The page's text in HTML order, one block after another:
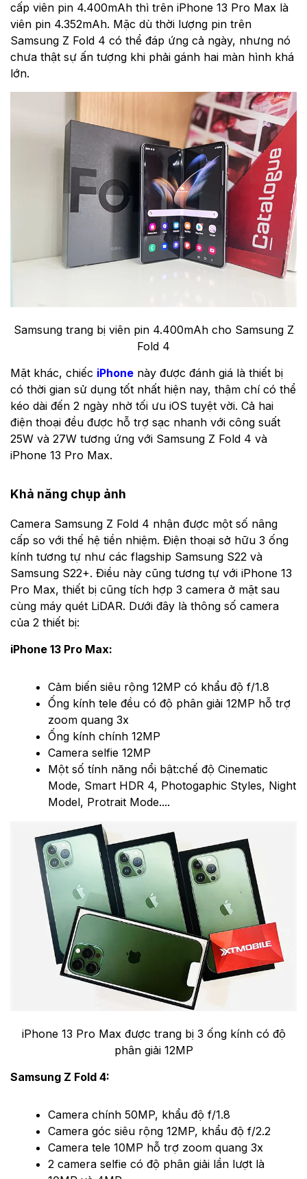
cấp viên pin 4.400mAh thì trên iPhone 13 Pro Max là
viên pin 4.352mAh. Mặc dù thời lượng pin trên
Samsung Z Fold 4 có thể đáp ứng cả ngày, nhưng nó
chưa thật sự ấn tượng khi phải gánh hai màn hình khá
lớn.
Samsung trang bị viên pin 4.400mAh cho Samsung Z
Fold 4
Mặt khác, chiếc iPhone này được đánh giá là thiết bị
có thời gian sử dụng tốt nhất hiện nay, thậm chí có thể
kéo dài đến 2 ngày nhờ tối ưu iOS tuyệt vời. Cả hai
điện thoại đều được hỗ trợ sạc nhanh với công suất
25W và 27W tương ứng với Samsung Z Fold 4 và
iPhone 13 Pro Max.
Khả năng chụp ảnh
Camera Samsung Z Fold 4 nhận được một số nâng
cấp so với thế hệ tiền nhiệm. Điện thoại sở hữu 3 ống
kính tương tự như các flagship Samsung S22 và
Samsung S22+. Điều này cũng tương tự với iPhone 13
Pro Max, thiết bị cũng tích hợp 3 camera ở mặt sau
cùng máy quét LiDAR. Dưới đây là thông số camera
của 2 thiết bị:
iPhone 13 Pro Max:
Cảm biến siêu rộng 12MP có khẩu độ f/1.8
Ống kính tele đều có độ phân giải 12MP hỗ trợ
zoom quang 3x
Ống kính chính 12MP
Camera selfie 12MP
Một số tính năng nổi bật:chế độ Cinematic
Mode, Smart HDR 4, Photogaphic Styles, Night
Model, Protrait Mode....
iPhone 13 Pro Max được trang bị 3 ống kính có độ
phân giải 12MP
Samsung Z Fold 4:
Camera chính 50MP, khẩu độ f/1.8
Camera góc siêu rộng 12MP, khẩu độ f/2.2
Camera tele 10MP hỗ trợ zoom quang 3x
2 camera selfie có độ phân giải lần lượt là